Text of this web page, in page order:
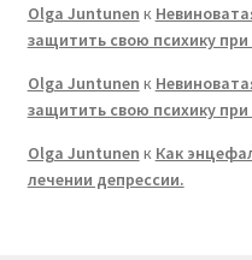
Olga Juntunen к
защитить свою психику
Olga Juntunen к
защитить свою психику
Olga Juntunen к Как
лечении депрессии.